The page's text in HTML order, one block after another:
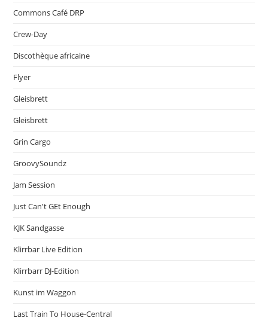
Commons Café DRP
Crew-Day
Discothèque africaine
Flyer
Gleisbrett
Gleisbrett
Grin Cargo
GroovySoundz
Jam Session
Just Can't GEt Enough
KJK Sandgasse
Klirrbar Live Edition
Klirrbarr DJ-Edition
Kunst im Waggon
Last Train To House-Central